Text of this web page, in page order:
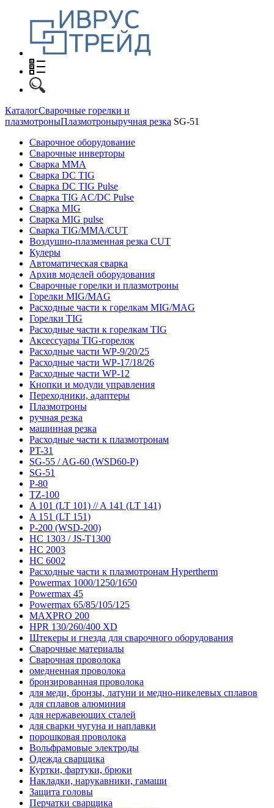
КаталогСварочные горелки и
плазмотроныПлазмотроныручная резка SG-51
Сварочное оборудование
Сварочные инверторы
Сварка MMA
Сварка DC TIG
Сварка DC TIG Pulse
Сварка TIG AC/DC Pulse
Сварка MIG
Сварка MIG pulse
Сварка TIG/MMA/CUT
Воздушно-плазменная резка CUT
Кулеры
Автоматическая сварка
Архив моделей оборудования
Сварочные горелки и плазмотроны
Горелки MIG/MAG
Расходные части к горелкам MIG/MAG
Горелки TIG
Расходные части к горелкам TIG
Аксессуары TIG-горелок
Расходные части WP-9/20/25
Расходные части WP-17/18/26
Расходные части WP-12
Кнопки и модули управления
Переходники, адаптеры
Плазмотроны
ручная резка
машинная резка
Расходные части к плазмотронам
PT-31
SG-55 / AG-60 (WSD60-P)
SG-51
P-80
TZ-100
A 101 (LT 101) // A 141 (LT 141)
A 151 (LT 151)
P-200 (WSD-200)
HC 1303 / JS-T1300
HC 2003
HC 6002
Расходные части к плазмотронам Hypertherm
Powermax 1000/1250/1650
Powermax 45
Powermax 65/85/105/125
MAXPRO 200
HPR 130/260/400 XD
Штекеры и гнезда для сварочного оборудования
Сварочные материалы
Сварочная проволока
омедненная проволока
бронзированная проволока
для меди, бронзы, латуни и медно-никелевых сплавов
для сплавов алюминия
для нержавеющих сталей
для сварки чугуна и наплавки
порошковая проволока
Вольфрамовые электроды
Одежда сварщика
Куртки, фартуки, брюки
Накладки, нарукавники, гамаши
Защита головы
Перчатки сварщика